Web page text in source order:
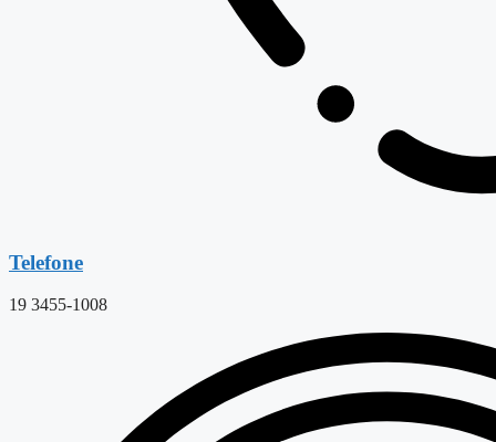
Telefone
19 3455-1008